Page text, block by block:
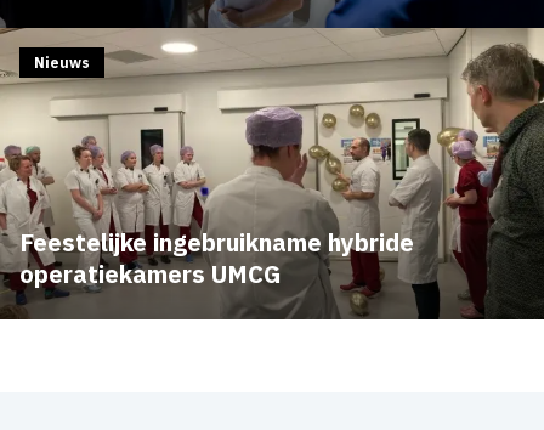
Feestelijke ingebruikname hybride
operatiekamers UMCG
Nieuws